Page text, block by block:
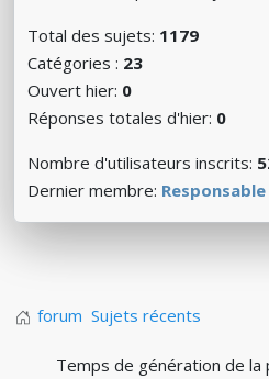
Total des sujets: 1179
Catégories : 23
Ouvert hier: 0
Réponses totales d'hier: 0
Nombre d'utilisateurs inscrits:
Dernier membre: Responsable
forum Sujets récents
Temps de génération de la